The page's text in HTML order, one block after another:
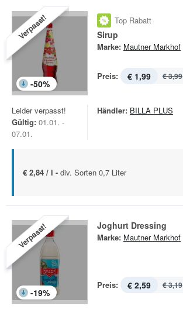
Verpasst!
-50%
Top Rabatt
Sirup
Marke: Mautner Markhof
Preis: € 1,99 € 3,99
Leider verpasst!
Gültig: 01.01. -
07.01.
Händler: BILLA PLUS
€ 2,84 / l - div. Sorten 0,7 Liter
Verpasst!
-19%
Joghurt Dressing
Marke: Mautner Markhof
Preis: € 2,59 € 3,19